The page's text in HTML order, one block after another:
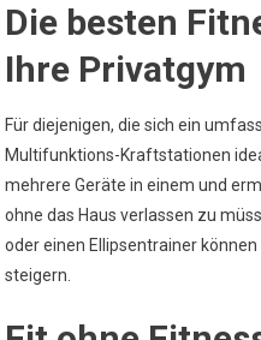
Die besten
Ihre Privatgym
Für diejenigen, die sich ein
Multifunktions-Kraftstationen
mehrere Geräte in einem und
ohne das Haus verlassen zu
oder einen Ellipsentrainer
steigern.